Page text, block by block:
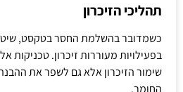
תהליכי הזיכרון
כשמדובר בהשלמת החסר בטקסט,
בפעילויות מעוררות זיכרון. טכניקות
שימור הזיכרון אלא גם לשפר את
החומר.